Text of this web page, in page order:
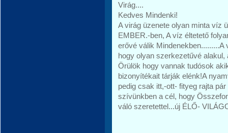
Virág....
Kedves Mindenki!
A virág üzenete olyan minta víz
EMBER.-ben, A víz éltetető
erővé válik
hogy olyan szerkezetűvé
Örülök hogy vannak tudósok
bizonyítékait tárják elénk!A
pedig csak itt,-ott- fityeg rajta
szívünkben a cél, hogy
váló szeretettel...új ÉLŐ-